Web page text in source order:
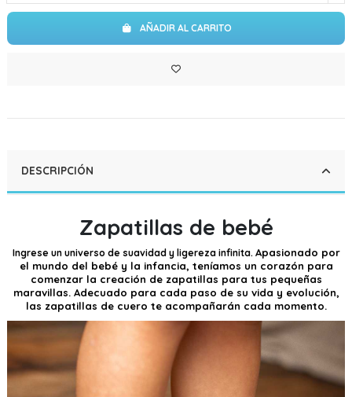
AÑADIR AL CARRITO
DESCRIPCIÓN
Zapatillas de bebé
Ingrese un universo de suavidad y ligereza infinita. Apasionado por
el mundo del bebé y la infancia, teníamos un corazón para
comenzar la creación de zapatillas para tus pequeñas
maravillas. Adecuado para cada paso de su vida y evolución,
las zapatillas de cuero te acompañarán cada momento.